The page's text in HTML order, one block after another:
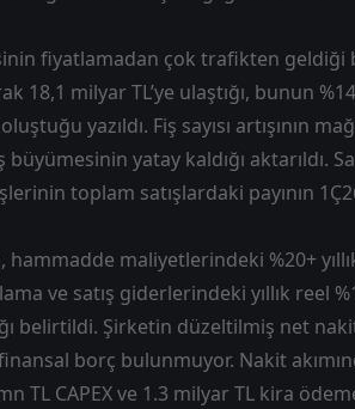
fiyatlamadan çok trafikten geldiği
18,1 milyar TL’ye ulaştığı, bunun
yazıldı. Fiş sayısı artışının
yatay kaldığı aktarıldı.
toplam satışlardaki payının
hammadde maliyetlerindeki %20+
ve satış giderlerindeki yıllık reel
belirtildi. Şirketin düzeltilmiş net
borç bulunmuyor. Nakit
TL CAPEX ve 1.3 milyar TL kira